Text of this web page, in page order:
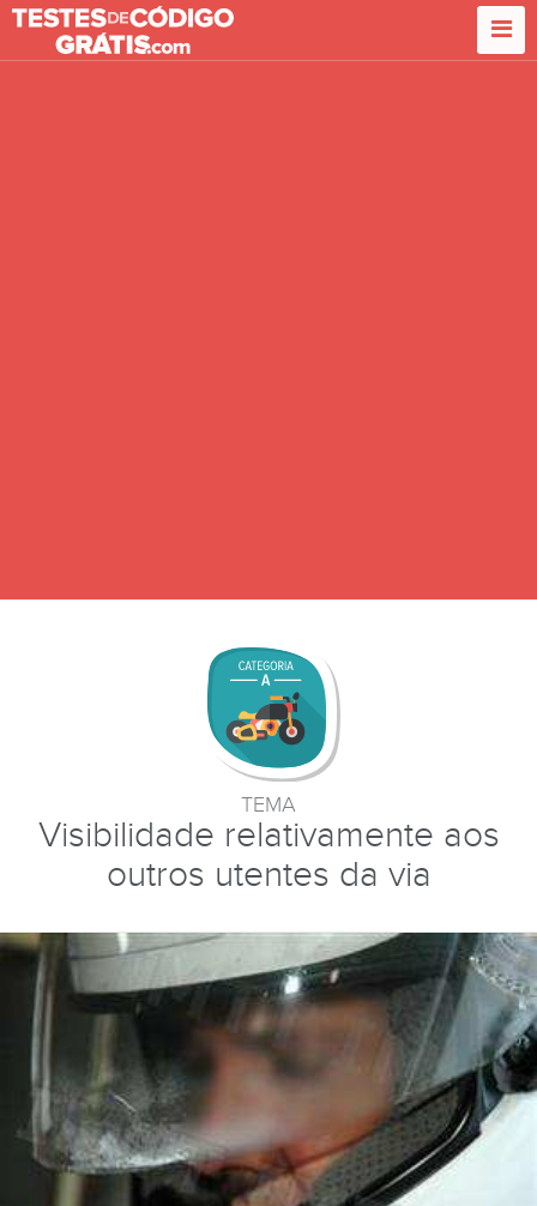
TEMA
Visibilidade relativamente aos
outros utentes da via